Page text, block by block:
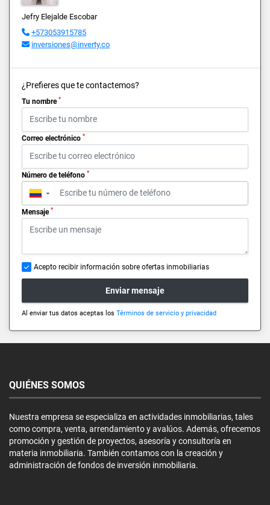
Jefry Elejalde Escobar
+573053915785
inversiones@inverty.co
¿Prefieres que te contactemos?
Tu nombre *
Correo electrónico *
Número de teléfono *
▼
Mensaje *
Acepto recibir información sobre ofertas inmobiliarias
Enviar mensaje
Al enviar tus datos aceptas los Términos de servicio y privacidad
QUIÉNES SOMOS
Nuestra empresa se especializa en actividades inmobiliarias, tales
como compra, venta, arrendamiento y avalúos. Además, ofrecemos
promoción y gestión de proyectos, asesoría y consultoría en
materia inmobiliaria. También contamos con la creación y
administración de fondos de inversión inmobiliaria.